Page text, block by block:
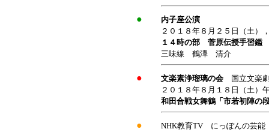
●
内子座公演
２０１８年８月２５日（土）
１４時の部 菅原伝授手習鑑
三味線 鶴澤 清介
● 文楽素浄瑠璃の会 国立文
２０１８年８月１８日（土）
和田合戦女舞鶴「市若初陣の
●
NHK教育TV にっぽんの芸能